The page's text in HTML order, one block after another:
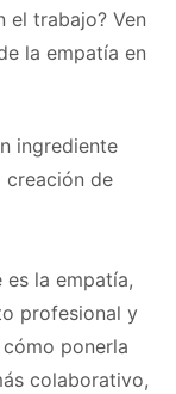
el trabajo? Ven
la empatía en
ingrediente
creación de
la empatía,
profesional y
ponerla
colaborativo,